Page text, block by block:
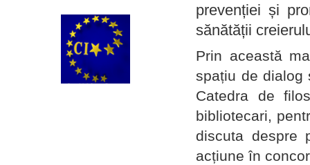
prevenției și
sănătății
Prin această
spațiu de dialog
Catedra de
bibliotecari,
discuta despre
acțiune în